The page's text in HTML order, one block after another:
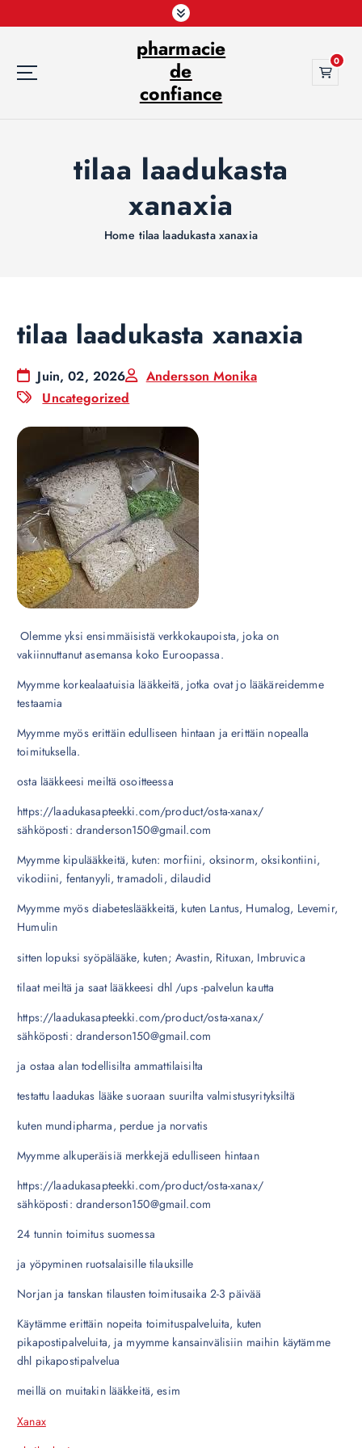
k
pharmacie
de
confiance
0
tilaa laadukasta
xanaxia
Home tilaa laadukasta xanaxia
tilaa laadukasta xanaxia
Juin, 02, 2026
Andersson Monika
Uncategorized
Olemme yksi ensimmäisistä verkkokaupoista, joka on
vakiinnuttanut asemansa koko Euroopassa.
Myymme korkealaatuisia lääkkeitä, jotka ovat jo lääkäreidemme
testaamia
Myymme myös erittäin edulliseen hintaan ja erittäin nopealla
toimituksella.
osta lääkkeesi meiltä osoitteessa
https://laadukasapteekki.com/product/osta-xanax/
sähköposti: dranderson150@gmail.com
Myymme kipulääkkeitä, kuten: morfiini, oksinorm, oksikontiini,
vikodiini, fentanyyli, tramadoli, dilaudid
Myymme myös diabeteslääkkeitä, kuten Lantus, Humalog, Levemir,
Humulin
sitten lopuksi syöpälääke, kuten; Avastin, Rituxan, Imbruvica
tilaat meiltä ja saat lääkkeesi dhl /ups -palvelun kautta
https://laadukasapteekki.com/product/osta-xanax/
sähköposti: dranderson150@gmail.com
ja ostaa alan todellisilta ammattilaisilta
testattu laadukas lääke suoraan suurilta valmistusyrityksiltä
kuten mundipharma, perdue ja norvatis
Myymme alkuperäisiä merkkejä edulliseen hintaan
https://laadukasapteekki.com/product/osta-xanax/
sähköposti: dranderson150@gmail.com
24 tunnin toimitus suomessa
ja yöpyminen ruotsalaisille tilauksille
Norjan ja tanskan tilausten toimitusaika 2-3 päivää
Käytämme erittäin nopeita toimituspalveluita, kuten
pikapostipalveluita, ja myymme kansainvälisiin maihin käytämme
dhl pikapostipalvelua
meillä on muitakin lääkkeitä, esim
Xanax